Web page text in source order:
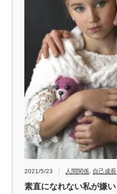
2021/5/23 人間関係 自己成長
素直になれない私が嫌い